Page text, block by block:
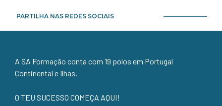
PARTILHA NAS REDES SOCIAIS
A SA Formação conta com 19 polos em Portugal
Continental e Ilhas.
O TEU SUCESSO COMEÇA AQUI!